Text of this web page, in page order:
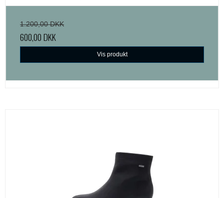
1.200,00 DKK
600,00 DKK
Vis produkt